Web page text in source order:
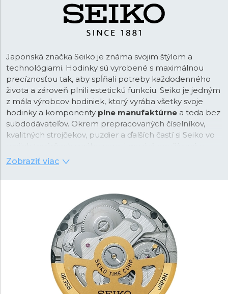
Japonská značka Seiko je známa svojim štýlom a
technológiami. Hodinky sú vyrobené s maximálnou
precíznosťou tak, aby spĺňali potreby každodenného
života a zároveň plnili estetickú funkciu. Seiko je jedným
z mála výrobcov hodiniek, ktorý vyrába všetky svoje
hodinky a komponenty plne manufaktúrne a teda bez
subdodávateľov. Okrem prepracovaných číselníkov,
kvalitných strojčekov, puzdier a ďalších častí si Seiko vo
hodinkách alebo luminiscenčné nátery. Maximálna
kvalita produktu a kontrola procesu výroby je teda
zaručená.
Zakladateľ Seiko Kintaro Hattori sa narodil v centre
Tokia v roku 1860. V roku 1881, vo veku iba 21 rokov,
založil vlastnú spoločnosť „K. Hattori” s
veľkoobchodným i maloobchodným predajom
hodiniek. V roku 1892 založil vlastnú manufaktúru na
výrobu vlastných hodín a neskôr i hodiniek, ktorú nazval
„Seikosha”. V japončine má výraz „Seiko” významy:
minútaaleboúspech, zatiaľ čo „sha”
dom. Jeho cieľom bolo sa časom úplne
Zobraziť viac